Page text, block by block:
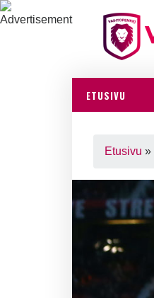
ETUSIVU
Etusivu »